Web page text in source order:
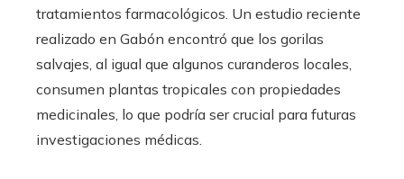
tratamientos farmacológicos. Un estudio reciente
realizado en Gabón encontró que los gorilas
salvajes, al igual que algunos curanderos locales,
consumen plantas tropicales con propiedades
medicinales, lo que podría ser crucial para futuras
investigaciones médicas.